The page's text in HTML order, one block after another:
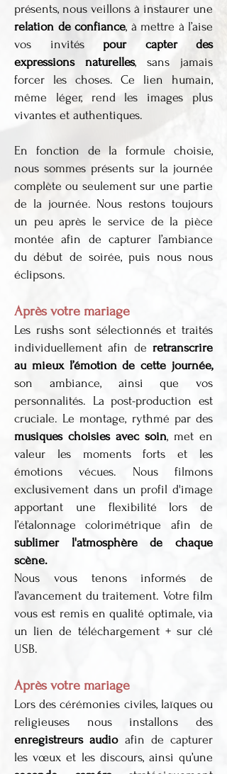
présents, nous veillons à instaurer une
relation de confiance, à mettre à l’aise
vos invités pour capter des
expressions naturelles, sans jamais
forcer les choses. Ce lien humain,
même léger, rend les images plus
vivantes et authentiques.
En fonction de la formule choisie,
nous sommes présents sur la journée
complète ou seulement sur une partie
de la journée. Nous restons toujours
un peu après le service de la pièce
montée afin de capturer l’ambiance
du début de soirée, puis nous nous
éclipsons.
Après votre mariage
Les rushs sont sélectionnés et traités
individuellement afin de retranscrire
au mieux l’émotion de cette journée,
son ambiance, ainsi que vos
personnalités. La post-production est
cruciale. Le montage, rythmé par des
musiques choisies avec soin, met en
valeur les moments forts et les
émotions vécues. Nous filmons
exclusivement dans un profil d'image
apportant une flexibilité lors de
l’étalonnage colorimétrique afin de
sublimer l'atmosphère de chaque
scène.
Nous vous tenons informés de
l’avancement du traitement. Votre film
vous est remis en qualité optimale, via
un lien de téléchargement + sur clé
USB.
Après votre mariage
Lors des cérémonies civiles, laïques ou
religieuses nous installons des
enregistreurs audioafin de capturer
les vœux et les discours, ainsi qu’une